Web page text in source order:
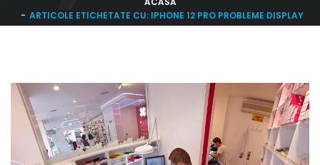
ARTICOLE ETICHETATE CU: IPHONE 12 PRO PROBLEME DISPLAY